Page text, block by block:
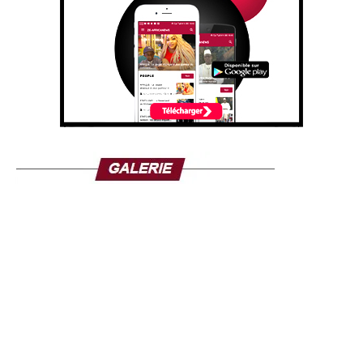
Il a fini par lancer un message fort à l’ensemble des
La suite de l’interview sur ce lien :